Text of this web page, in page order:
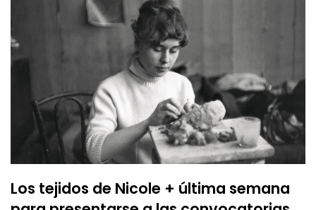
Los tejidos de Nicole + última semana